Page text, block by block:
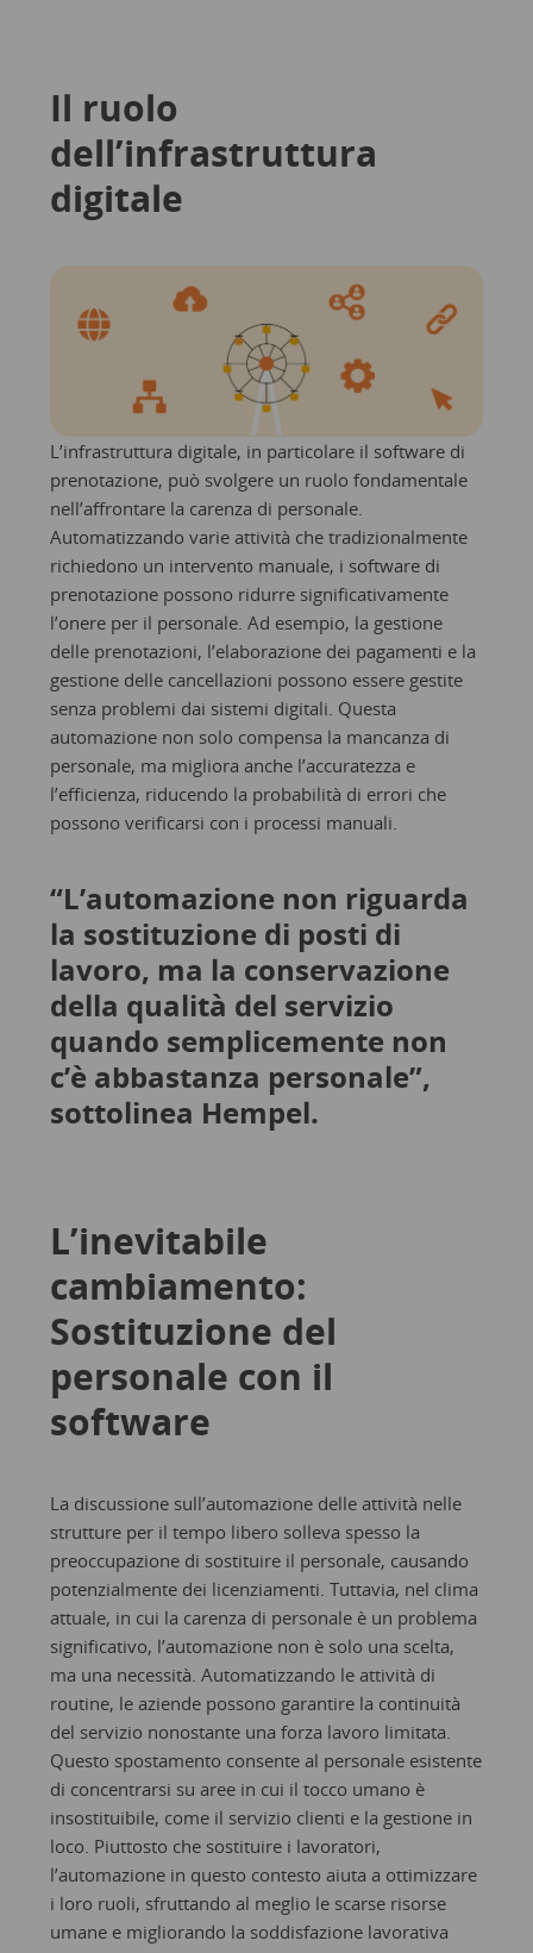
Il ruolo
dell’infrastruttura
digitale
L’infrastruttura digitale, in particolare il software di
prenotazione, può svolgere un ruolo fondamentale
nell’affrontare la carenza di personale.
Automatizzando varie attività che tradizionalmente
richiedono un intervento manuale, i software di
prenotazione possono ridurre significativamente
l’onere per il personale. Ad esempio, la gestione
delle prenotazioni, l’elaborazione dei pagamenti e la
gestione delle cancellazioni possono essere gestite
senza problemi dai sistemi digitali. Questa
automazione non solo compensa la mancanza di
personale, ma migliora anche l’accuratezza e
l’efficienza, riducendo la probabilità di errori che
possono verificarsi con i processi manuali.
“L’automazione non riguarda
la sostituzione di posti di
lavoro, ma la conservazione
della qualità del servizio
quando semplicemente non
c’è abbastanza personale”,
sottolinea Hempel.
L’inevitabile
cambiamento:
Sostituzione del
personale con il
software
La discussione sull’automazione delle attività nelle
strutture per il tempo libero solleva spesso la
preoccupazione di sostituire il personale, causando
potenzialmente dei licenziamenti. Tuttavia, nel clima
attuale, in cui la carenza di personale è un problema
significativo, l’automazione non è solo una scelta,
ma una necessità. Automatizzando le attività di
routine, le aziende possono garantire la continuità
del servizio nonostante una forza lavoro limitata.
Questo spostamento consente al personale esistente
di concentrarsi su aree in cui il tocco umano è
insostituibile, come il servizio clienti e la gestione in
loco. Piuttosto che sostituire i lavoratori,
l’automazione in questo contesto aiuta a ottimizzare
i loro ruoli, sfruttando al meglio le scarse risorse
umane e migliorando la soddisfazione lavorativa